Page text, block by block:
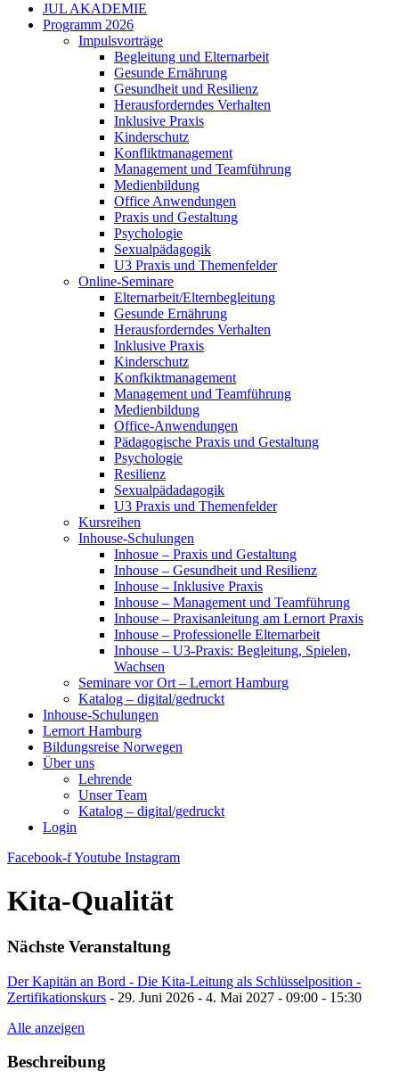
JUL AKADEMIE
Programm 2026
Impulsvorträge
Begleitung und Elternarbeit
Gesunde Ernährung
Gesundheit und Resilienz
Herausforderndes Verhalten
Inklusive Praxis
Kinderschutz
Konfliktmanagement
Management und Teamführung
Medienbildung
Office Anwendungen
Praxis und Gestaltung
Psychologie
Sexualpädagogik
U3 Praxis und Themenfelder
Online-Seminare
Elternarbeit/Elternbegleitung
Gesunde Ernährung
Herausforderndes Verhalten
Inklusive Praxis
Kinderschutz
Konfkiktmanagement
Management und Teamführung
Medienbildung
Office-Anwendungen
Pädagogische Praxis und Gestaltung
Psychologie
Resilienz
Sexualpädadagogik
U3 Praxis und Themenfelder
Kursreihen
Inhouse-Schulungen
Inhosue – Praxis und Gestaltung
Inhouse – Gesundheit und Resilienz
Inhouse – Inklusive Praxis
Inhouse – Management und Teamführung
Inhouse – Praxisanleitung am Lernort Praxis
Inhouse – Professionelle Elternarbeit
Inhouse – U3-Praxis: Begleitung, Spielen,
Wachsen
Seminare vor Ort – Lernort Hamburg
Katalog – digital/gedruckt
Inhouse-Schulungen
Lernort Hamburg
Bildungsreise Norwegen
Über uns
Lehrende
Unser Team
Katalog – digital/gedruckt
Login
Facebook-fYoutube Instagram
Kita-Qualität
Nächste Veranstaltung
Der Kapitän an Bord - Die Kita-Leitung als Schlüsselposition -
Zertifikationskurs - 29. Juni 2026 - 4. Mai 2027 - 09:00 - 15:30
Alle anzeigen
Beschreibung